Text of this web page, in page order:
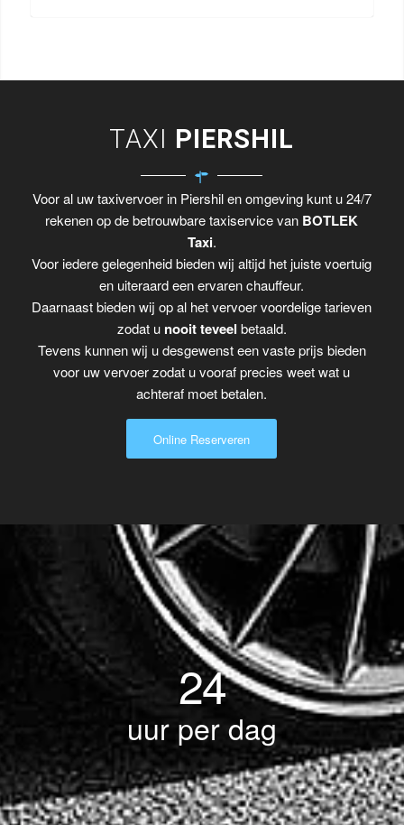
TAXI PIERSHIL
Voor al uw taxivervoer in Piershil en omgeving kunt u 24/7
rekenen op de betrouwbare taxiservice van BOTLEK
Taxi.
Voor iedere gelegenheid bieden wij altijd het juiste voertuig
en uiteraard een ervaren chauffeur.
Daarnaast bieden wij op al het vervoer voordelige tarieven
zodat u nooit teveel betaald.
Tevens kunnen wij u desgewenst een vaste prijs bieden
voor uw vervoer zodat u vooraf precies weet wat u
achteraf moet betalen.
Online Reserveren
24
uur per dag